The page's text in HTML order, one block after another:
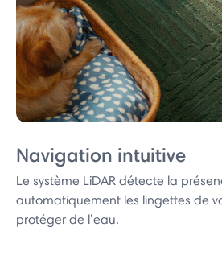
Navigation intuitive
Le système LiDAR détecte la
automatiquement les lingettes de
protéger de l’eau.